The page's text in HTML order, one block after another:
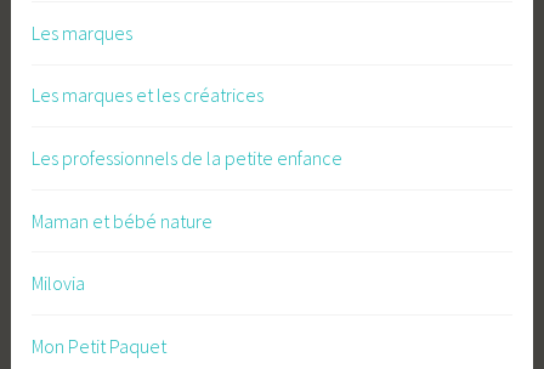
Les marques
Les marques et les créatrices
Les professionnels de la petite enfance
Maman et bébé nature
Milovia
Mon Petit Paquet